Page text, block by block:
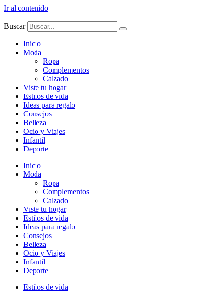
Ir al contenido
Buscar
Inicio
Moda
Ropa
Complementos
Calzado
Viste tu hogar
Estilos de vida
Ideas para regalo
Consejos
Belleza
Ocio y Viajes
Infantil
Deporte
Inicio
Moda
Ropa
Complementos
Calzado
Viste tu hogar
Estilos de vida
Ideas para regalo
Consejos
Belleza
Ocio y Viajes
Infantil
Deporte
Estilos de vida